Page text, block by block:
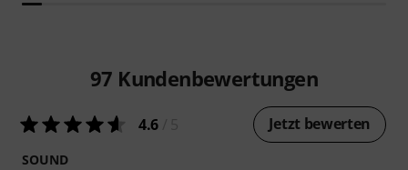
97 Kundenbewertungen
4.6 Jetzt bewerten
SOUND